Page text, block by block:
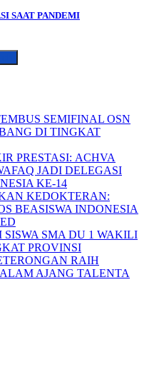
SAAT PANDEMI
SEMIFINAL OSN
DI TINGKAT
PRESTASI: ACHVA
JADI DELEGASI
KE-14
KEDOKTERAN:
BEASISWA INDONESIA
SMA DU 1 WAKILI
PROVINSI
RAIH
AJANG TALENTA